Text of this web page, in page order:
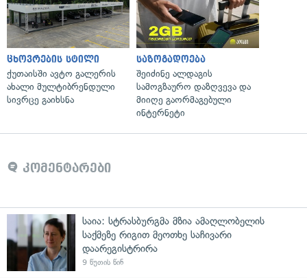
ცხოვრების სტილი
ქუთაისში ავტო გალერის
ახალი მულტიბრენდული
სივრცე გაიხსნა
საზოგადოება
შეიძინე ალდაგის
სამოგზაურო დაზღვევა და
მიიღე გაორმაგებული
ინტერნეტი
კომენტარები
საია: სტრასბურგმა მზია ამაღლობელის
საქმეზე რიგით მეოთხე საჩივარი
დაარეგისტრირა
9 წუთის წინ